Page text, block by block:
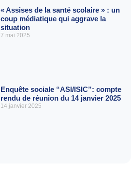
« Assises de la santé scolaire » : un
coup médiatique qui aggrave la
situation
7 mai 2025
Enquête sociale “ASI/ISIC”: compte
rendu de réunion du 14 janvier 2025
14 janvier 2025